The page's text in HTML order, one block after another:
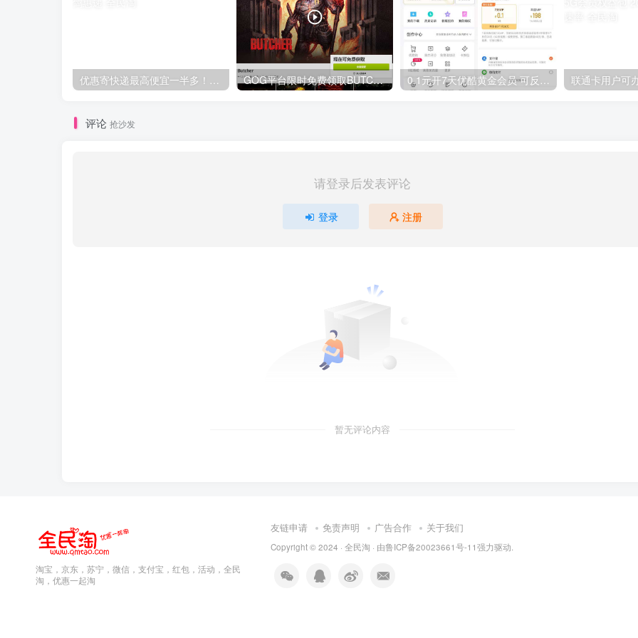
优惠寄快递最高便宜一半多！白鸽惠递 GOG平台限时免费领取BUTCHER（屠夫） 0.1元开7天优酷黄金会员 可反复开通需要关闭自动续费
评论 抢沙发
请登录后发表评论
登录 注册
暂无评论内容
淘宝，京东，苏宁，微信，支付宝，红包，活动，全民
淘，优惠一起淘
友链申请 免责声明 广告合作 关于我们
Copyright © 2024 · 全民淘 · 由鲁ICP备20023661号-11强力驱动.